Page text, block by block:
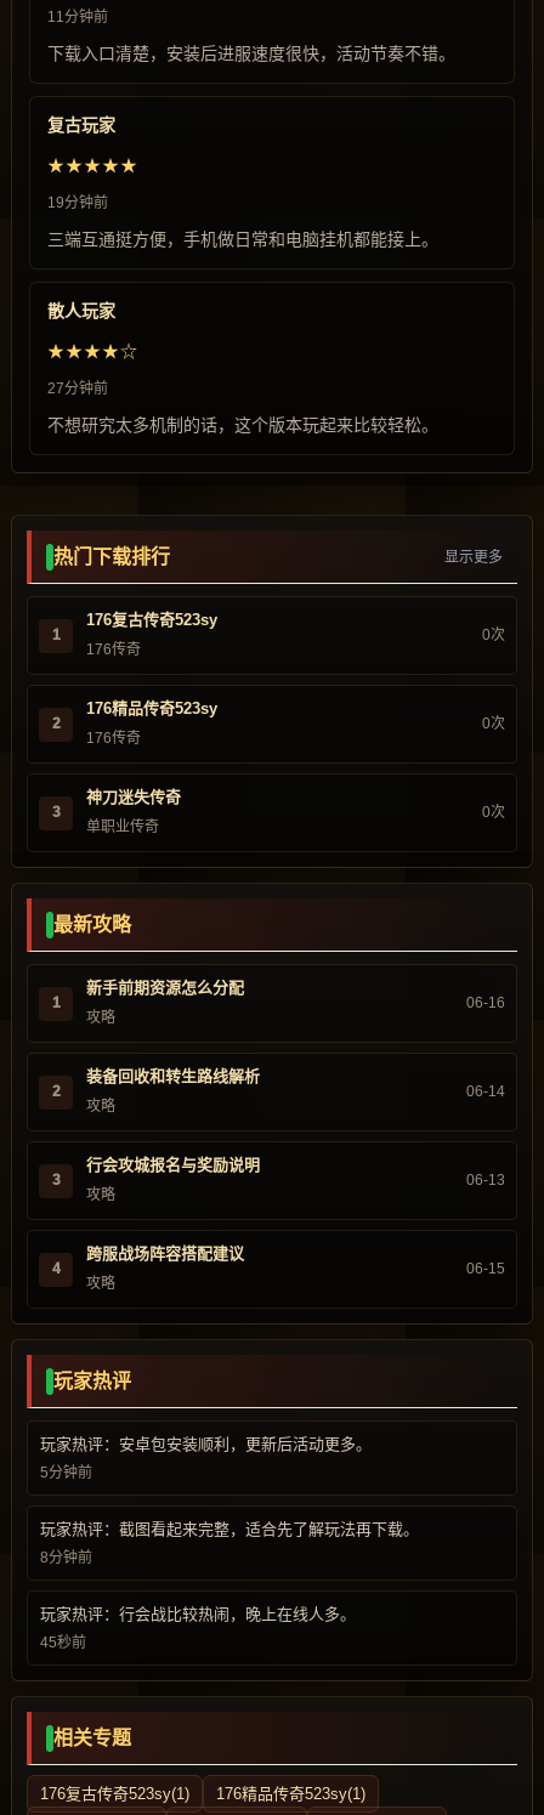
11分钟前
下载入口清楚，安装后进服速度很快，活动节奏不错。
复古玩家
★★★★★
19分钟前
三端互通挺方便，手机做日常和电脑挂机都能接上。
散人玩家
★★★★☆
27分钟前
不想研究太多机制的话，这个版本玩起来比较轻松。
热门下载排行 显示更多
1
176复古传奇523sy
176传奇
0次
2
176精品传奇523sy
176传奇
0次
3
神刀迷失传奇
单职业传奇
0次
最新攻略
1
新手前期资源怎么分配
攻略
06-16
2
装备回收和转生路线解析
攻略
06-14
3
行会攻城报名与奖励说明
攻略
06-13
4
跨服战场阵容搭配建议
攻略
06-15
玩家热评
玩家热评：安卓包安装顺利，更新后活动更多。
5分钟前
玩家热评：截图看起来完整，适合先了解玩法再下载。
8分钟前
玩家热评：行会战比较热闹，晚上在线人多。
45秒前
相关专题
176复古传奇523sy(1)
176精品传奇523sy(1)